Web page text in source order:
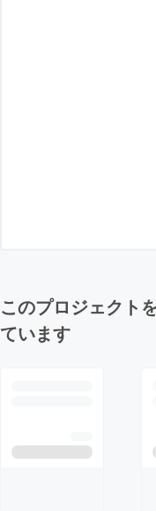
このプロジェクト
ています